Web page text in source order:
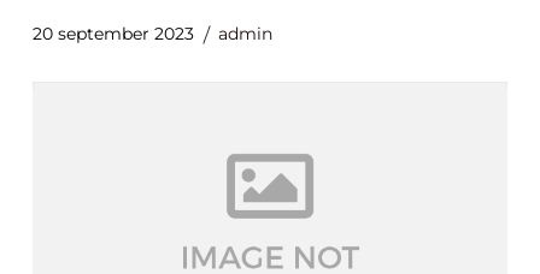
20 september 2023 admin